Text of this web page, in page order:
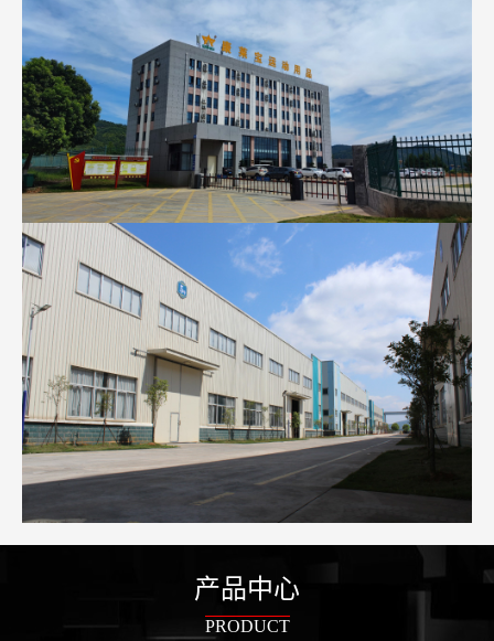
产品中心
PRODUCT